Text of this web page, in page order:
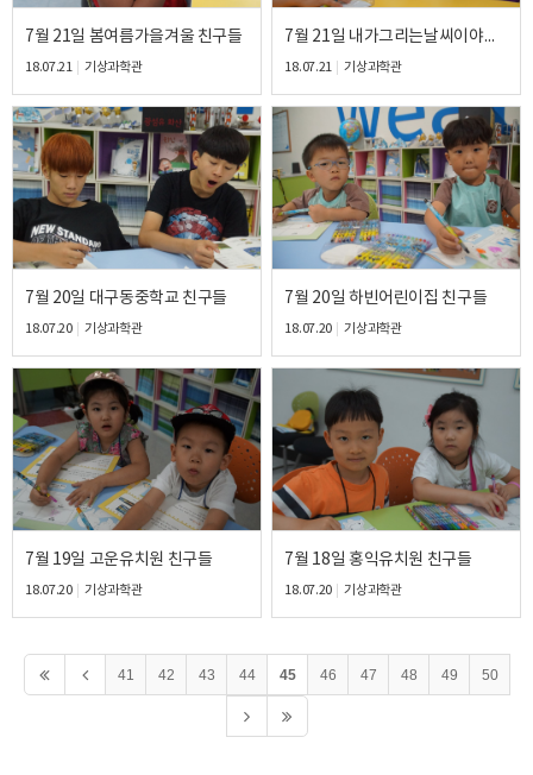
7월 21일 봄여름가을겨울 친구들
18.07.21 기상과학관
7월 21일 내가그리는날씨이야기 친구들
18.07.21 기상과학관
7월 20일 대구동중학교 친구들
18.07.20 기상과학관
7월 20일 하빈어린이집 친구들
18.07.20 기상과학관
7월 19일 고운유치원 친구들
18.07.20 기상과학관
7월 18일 홍익유치원 친구들
18.07.20 기상과학관
41 42 43 44 45 46 47 48 49 50